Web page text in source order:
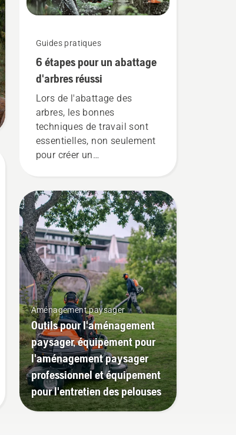
Guides pratiques
6 étapes pour un abattage
d'arbres réussi
Lors de l'abattage des
arbres, les bonnes
techniques de travail sont
essentielles, non seulement
pour créer un
être plus efficace dans son
travail.
Aménagement paysager
Outils pour l'aménagement
paysager, équipement pour
l'aménagement paysager
professionnel et équipement
pour l'entretien des pelouses